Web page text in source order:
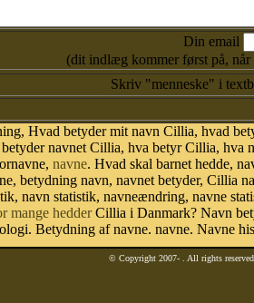
Din email
(dit indlæg kommer først på,
Skriv "menneske" i
Hvad betyder mit navn Cillia, hvad
navnet Cillia, hva betyr Cillia,
navne. Hvad skal barnet hedde,
betydning navn, navnet betyder, Cillia
navn statistik, navneændring, navne
mange hedderCillia i Danmark? Navn
Betydning af navne. navne. Navne
© Copyright 2007- . All rights